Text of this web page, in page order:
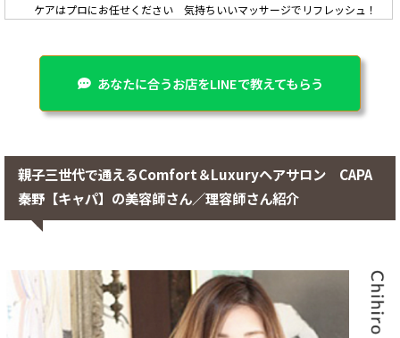
ケアはプロにお任せください 気持ちいいマッサージでリフレッシュ！
あなたに合うお店をLINEで教えてもらう
親子三世代で通えるComfort＆Luxuryヘアサロン CAPA
秦野【キャパ】の美容師さん／理容師さん紹介